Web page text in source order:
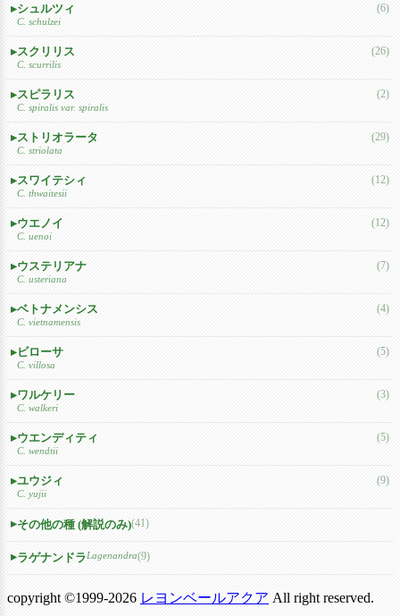
シュルツィ
C. schulzei
(6)
スクリリス
C. scurrilis
(26)
スピラリス
C. spiralis var. spiralis
(2)
ストリオラータ
C. striolata
(29)
スワイテシィ
C. thwaitesii
(12)
ウエノイ
C. uenoi
(12)
ウステリアナ
C. usteriana
(7)
ベトナメンシス
C. vietnamensis
(4)
ビローサ
C. villosa
(5)
ワルケリー
C. walkeri
(3)
ウエンディティ
C. wendtii
(5)
ユウジィ
C. yujii
(9)
その他の種 (解説のみ)(41)
ラゲナンドラLagenandra(9)
copyright ©1999-2026 レヨンベールアクア All right reserved.